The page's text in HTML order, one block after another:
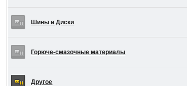
Шины и Диски
Горюче-смазочные материалы
Другое